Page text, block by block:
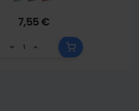
7,55 €